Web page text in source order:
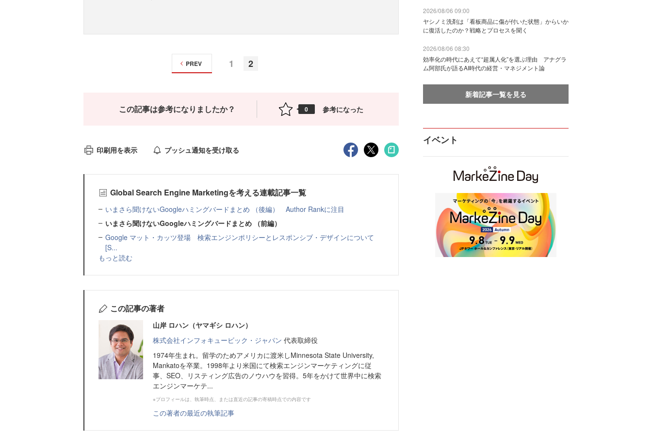
1 2
PREV
この記事は参考になりましたか？ 0 参考になった
印刷用を表示 プッシュ通知を受け取る
Global Search Engine Marketingを考える連載記事一覧
いまさら聞けないGoogleハミングバードまとめ （後編） Author Rankに注目
いまさら聞けないGoogleハミングバードまとめ （前編）
Google マット・カッツ登場 検索エンジンポリシーとレスポンシブ・デザインについて
[S...
もっと読む
この記事の著者
山岸 ロハン（ヤマギシ ロハン）
株式会社インフォキュービック・ジャパン 代表取締役
1974年生まれ。留学のためアメリカに渡米しMinnesota State University,
Mankatoを卒業。1998年より米国にて検索エンジンマーケティングに従
事、SEO、リスティング広告のノウハウを習得。5年をかけて世界中に検索
エンジンマーケテ...
※プロフィールは、執筆時点、または直近の記事の寄稿時点での内容です
この著者の最近の執筆記事
2026/08/06 09:00
ヤシノミ洗剤は「看板商品に傷が付いた状態」からいか
に復活したのか？戦略とプロセスを聞く
2026/08/06 08:30
効率化の時代にあえて“超属人化”を選ぶ理由 アナグラ
ム阿部氏が語るAI時代の経営・マネジメント論
新着記事一覧を見る
イベント